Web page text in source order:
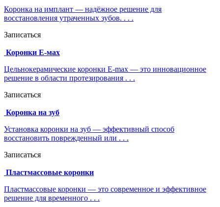
Коронка на имплант — надёжное решение для
восстановления утраченных зубов. . . .
Записаться
Коронки Е-мах
Цельнокерамические коронки E-max — это инновационное
решение в области протезирования . . .
Записаться
Коронка на зуб
Установка коронки на зуб — эффективный способ
восстановить поврежденный или . . .
Записаться
Пластмассовые коронки
Пластмассовые коронки — это современное и эффективное
решение для временного . . .